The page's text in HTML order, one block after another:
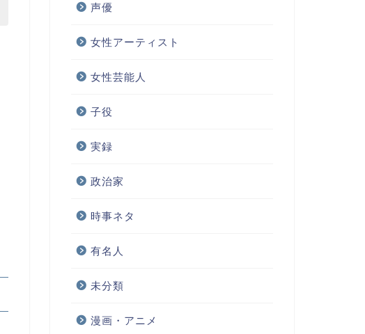
声優
女性アーティスト
女性芸能人
子役
実録
政治家
時事ネタ
有名人
未分類
漫画・アニメ